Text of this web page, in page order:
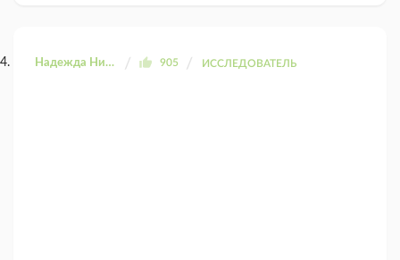
Надежда Николаевна 905 ИССЛЕДОВАТЕЛЬ